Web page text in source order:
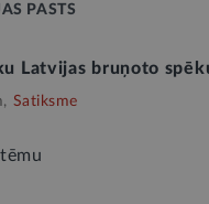
PASTS
Latvijas bruņoto
Satiksme